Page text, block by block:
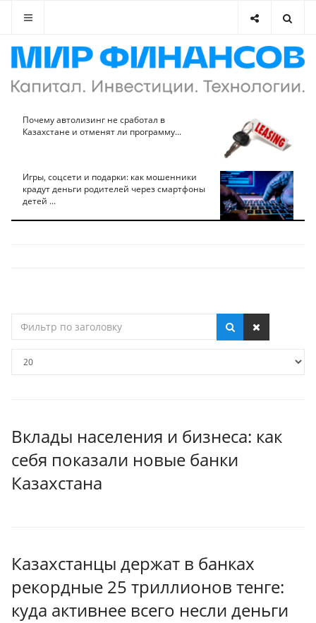
Почему автолизинг не сработал в
Казахстане и отменят ли программу...
Игры, соцсети и подарки: как мошенники
крадут деньги родителей через смартфоны
детей ...
по
Вклады населения и бизнеса: как
себя показали новые банки
Казахстана
Казахстанцы держат в банках
рекордные 25 триллионов тенге:
куда активнее всего несли деньги